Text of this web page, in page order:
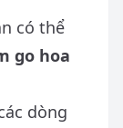
có thể
go hoa
dòng